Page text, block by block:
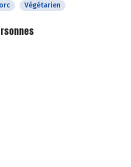
Végétarien